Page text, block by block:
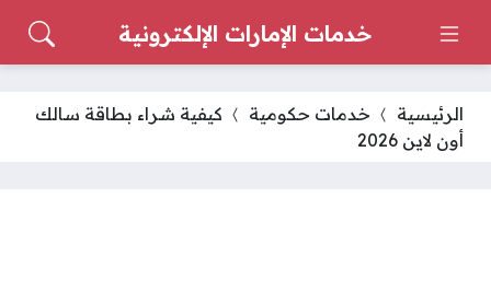
خدمات الإمارات الإلكترونية
الرئيسية خدمات حكومية
كيفية شراء بطاقة سالك
أون لاين 2026